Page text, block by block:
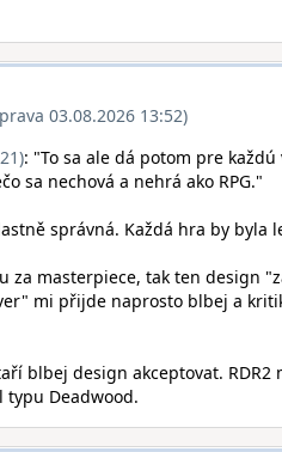
03.08.2026 13:52)
: "To sa ale dá potom pre
sa nechová a nehrá ako RPG."
správná. Každá hra by byla
za masterpiece, tak ten design
mi přijde naprosto blbej a
blbej design akceptovat.
typu Deadwood.